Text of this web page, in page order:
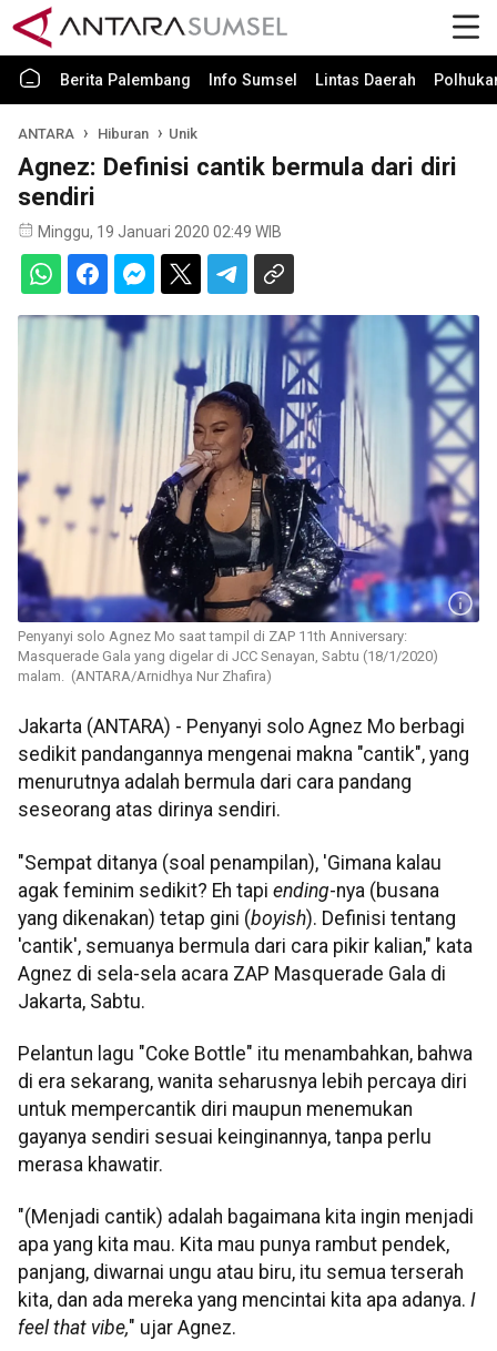
Berita Palembang Info Sumsel Lintas Daerah
ANTARA Hiburan Unik
Agnez: Definisi cantik bermula dari diri
sendiri
Minggu, 19 Januari 2020 02:49 WIB
Penyanyi solo Agnez Mo saat tampil di ZAP 11th Anniversary:
Masquerade Gala yang digelar di JCC Senayan, Sabtu (18/1/2020)
malam. (ANTARA/Arnidhya Nur Zhafira)
Jakarta (ANTARA) - Penyanyi solo Agnez Mo berbagi
sedikit pandangannya mengenai makna "cantik", yang
menurutnya adalah bermula dari cara pandang
seseorang atas dirinya sendiri.
"Sempat ditanya (soal penampilan), 'Gimana kalau
agak feminim sedikit? Eh tapi ending-nya (busana
yang dikenakan) tetap gini (boyish). Definisi tentang
'cantik', semuanya bermula dari cara pikir kalian," kata
Agnez di sela-sela acara ZAP Masquerade Gala di
Jakarta, Sabtu.
Pelantun lagu "Coke Bottle" itu menambahkan, bahwa
di era sekarang, wanita seharusnya lebih percaya diri
untuk mempercantik diri maupun menemukan
gayanya sendiri sesuai keinginannya, tanpa perlu
merasa khawatir.
"(Menjadi cantik) adalah bagaimana kita ingin menjadi
apa yang kita mau. Kita mau punya rambut pendek,
panjang, diwarnai ungu atau biru, itu semua terserah
kita, dan ada mereka yang mencintai kita apa adanya. I
feel that vibe," ujar Agnez.